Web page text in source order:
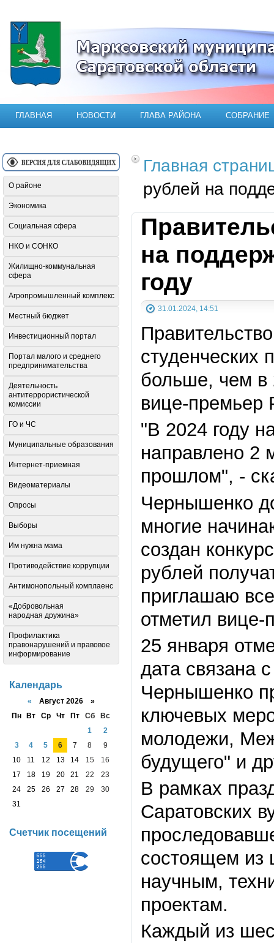
Официальный сайт Марксовского
ГЛАВНАЯ НОВОСТИ ГЛАВА РАЙОНА СОБРАНИЕ
Главная
рублей на
на
году
31.01.2024, 14:51
студенческих
больше, чем в
вице-
"В 2024 году
направлено 2
прошлом", -
Чернышенко
многие
создан
рублей
приглашаю
отметил вице-
25 января
дата связана
Чернышенко
ключевых
молодежи,
будущего" и
В рамках
Саратовских
состоящем из
научным,
проектам.
Каждый из
О районе
Экономика
Социальная сфера
НКО и СОНКО
Жилищно-коммунальная
сфера
Агропромышленный комплекс
Местный бюджет
Инвестиционный портал
Портал малого и среднего
предпринимательства
Деятельность
антитеррористической
комиссии
ГО и ЧС
Муниципальные образования
Интернет-приемная
Видеоматериалы
Опросы
Выборы
Им нужна мама
Противодействие коррупции
Антимонопольный комплаенс
«Добровольная
народная дружина»
Профилактика
правонарушений и правовое
информирование
Календарь
« Август 2026 »
Пн
Вт Ср Чт Пт Сб
Вс
1
2
3
4 5 6 7 8
9
10
11 12 13 14 15
16
17
18 19 20 21 22
23
24
25 26 27 28 29
30
31
Счетчик посещений